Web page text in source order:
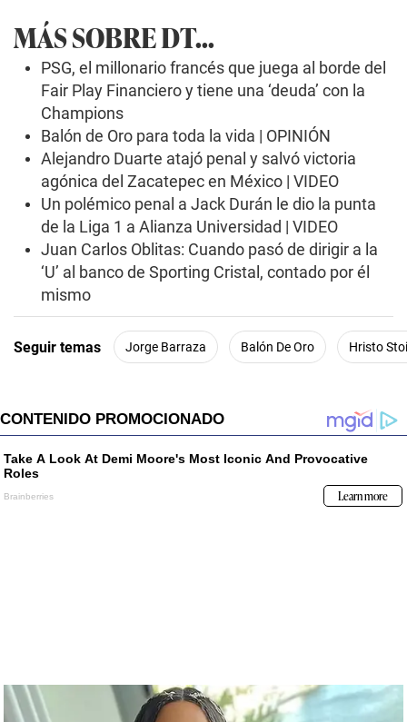
MÁS SOBRE DT...
PSG, el millonario francés que juega al borde del
Fair Play Financiero y tiene una ‘deuda’ con la
Champions
Balón de Oro para toda la vida | OPINIÓN
Alejandro Duarte atajó penal y salvó victoria
agónica del Zacatepec en México | VIDEO
Un polémico penal a Jack Durán le dio la punta
de la Liga 1 a Alianza Universidad | VIDEO
Juan Carlos Oblitas: Cuando pasó de dirigir a la
‘U’ al banco de Sporting Cristal, contado por él
mismo
Seguir temas Jorge Barraza Balón De Oro Hristo